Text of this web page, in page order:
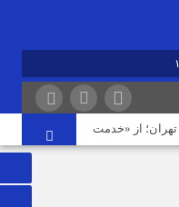
تهران؛ از «خدمت
دوستدار